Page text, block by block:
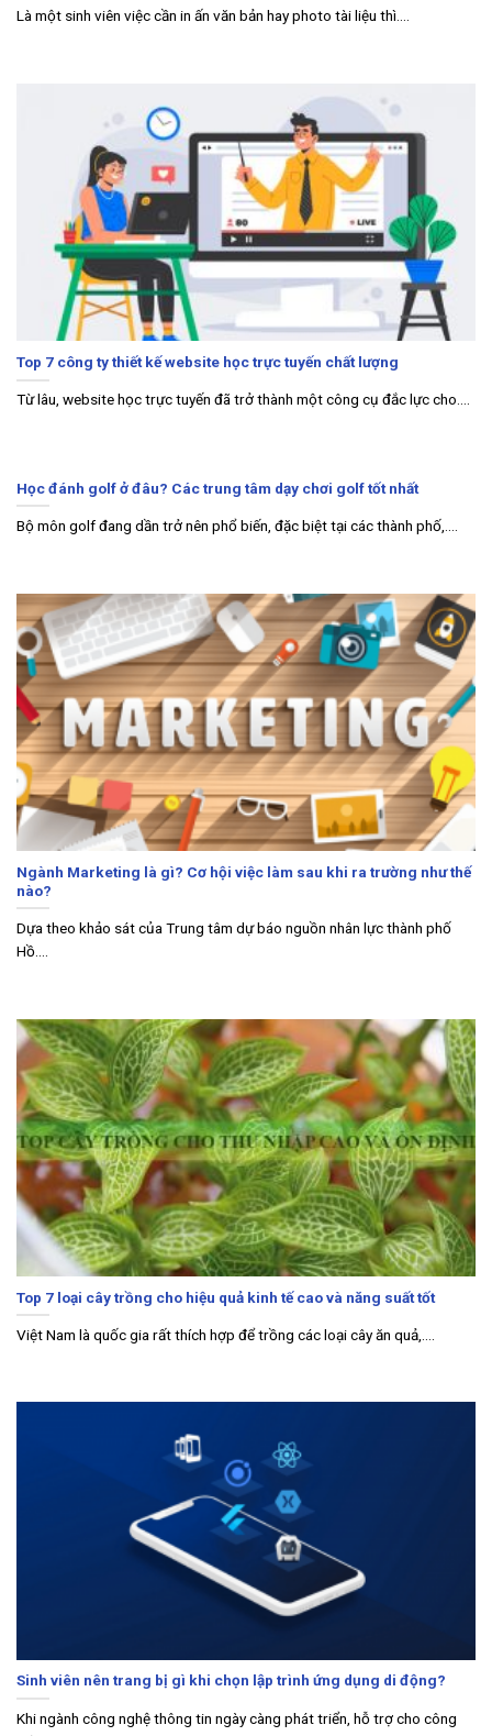
Là một sinh viên việc cần in ấn văn bản hay photo tài liệu thì....
Top 7 công ty thiết kế website học trực tuyến chất lượng
Từ lâu, website học trực tuyến đã trở thành một công cụ đắc lực cho....
Học đánh golf ở đâu? Các trung tâm dạy chơi golf tốt nhất
Bộ môn golf đang dần trở nên phổ biến, đặc biệt tại các thành phố,....
Ngành Marketing là gì? Cơ hội việc làm sau khi ra trường như thế
nào?
Dựa theo khảo sát của Trung tâm dự báo nguồn nhân lực thành phố
Hồ....
Top 7 loại cây trồng cho hiệu quả kinh tế cao và năng suất tốt
Việt Nam là quốc gia rất thích hợp để trồng các loại cây ăn quả,....
Sinh viên nên trang bị gì khi chọn lập trình ứng dụng di động?
Khi ngành công nghệ thông tin ngày càng phát triển, hỗ trợ cho công